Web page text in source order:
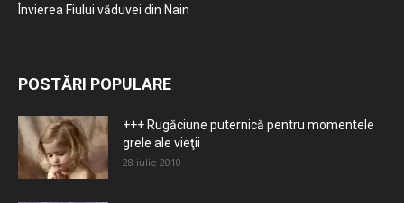
Învierea Fiului văduvei din Nain
POSTĂRI POPULARE
+++ Rugăciune puternică pentru momentele
grele ale vieţii
28 iulie 2010